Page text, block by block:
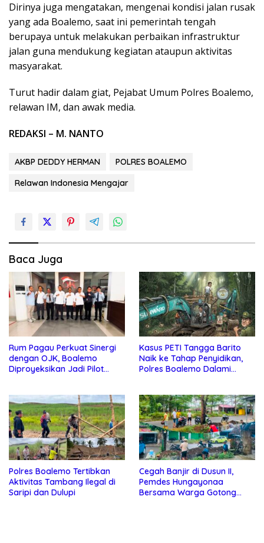
Dirinya juga mengatakan, mengenai kondisi jalan rusak
yang ada Boalemo, saat ini pemerintah tengah
berupaya untuk melakukan perbaikan infrastruktur
jalan guna mendukung kegiatan ataupun aktivitas
masyarakat.
Turut hadir dalam giat, Pejabat Umum Polres Boalemo,
relawan IM, dan awak media.
REDAKSI – M. NANTO
AKBP DEDDY HERMAN
POLRES BOALEMO
Relawan Indonesia Mengajar
Baca Juga
Rum Pagau Perkuat Sinergi
dengan OJK, Boalemo
Diproyeksikan Jadi Pilot
Kasus PETI Tangga Barito
Naik ke Tahap Penyidikan,
Polres Boalemo Dalami
Polres Boalemo Tertibkan
Aktivitas Tambang Ilegal di
Saripi dan Dulupi
Cegah Banjir di Dusun II,
Pemdes Hungayonaa
Bersama Warga Gotong